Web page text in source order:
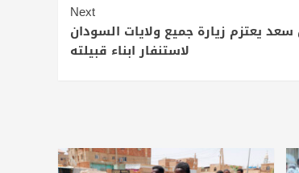
Next
يعتزم زيارة جميع ولايات السودان
لاستنفار ابناء قبيلته